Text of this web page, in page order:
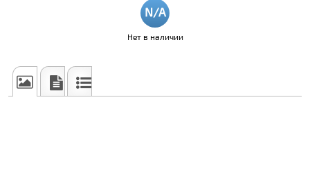
Нет в наличии